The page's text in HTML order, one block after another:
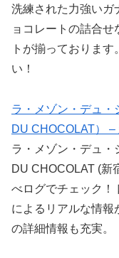
洗練された力強いガ
ョコレートの詰合
トが揃っておりま
い！
ラ・メゾン・デュ・
DU CHOCOLAT）
ラ・メゾン・デュ・
DU CHOCOLAT (新
べログでチェック！
によるリアルな情報
の詳細情報も充実。